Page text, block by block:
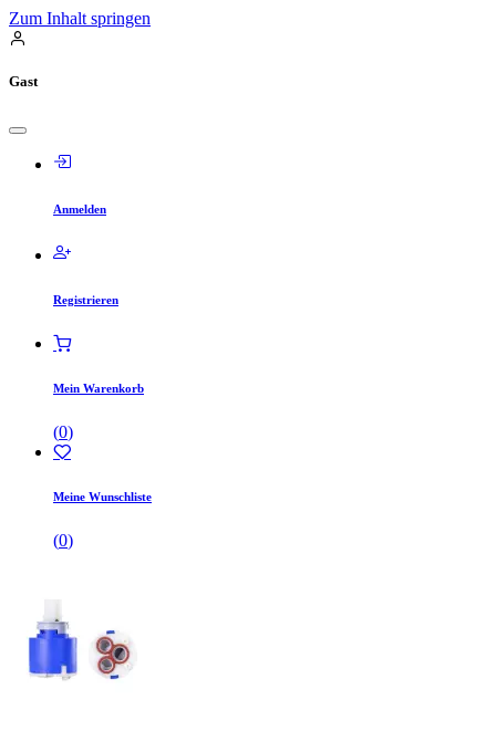
Zum Inhalt springen
Gast
Anmelden
Registrieren
Mein Warenkorb
(0)
Meine Wunschliste
(0)